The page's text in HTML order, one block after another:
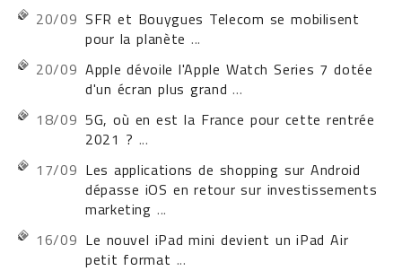
20/09 SFR et Bouygues Telecom se mobilisent
pour la planète ...
20/09 Apple dévoile l'Apple Watch Series 7 dotée
d'un écran plus grand...
18/09 5G, où en est la France pour cette rentrée
2021 ? ...
17/09 Les applications de shopping sur Android
dépasse iOS en retour sur investissements
marketing ...
16/09 Le nouvel iPad mini devient un iPad Air
petit format ...